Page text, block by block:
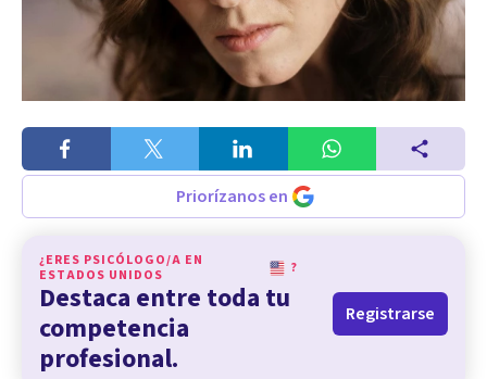
Priorízanos en
¿ERES PSICÓLOGO/A EN
ESTADOS UNIDOS
?
Destaca entre toda tu
competencia
profesional.
Registrarse